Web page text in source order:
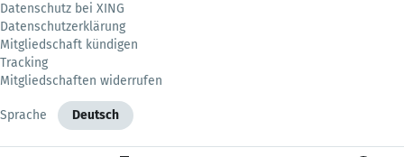
Datenschutz bei XING
Datenschutzerklärung
Mitgliedschaft kündigen
Tracking
Mitgliedschaften widerrufen
Sprache Deutsch